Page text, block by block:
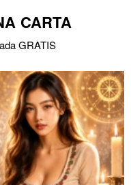
CARTA
GRATIS